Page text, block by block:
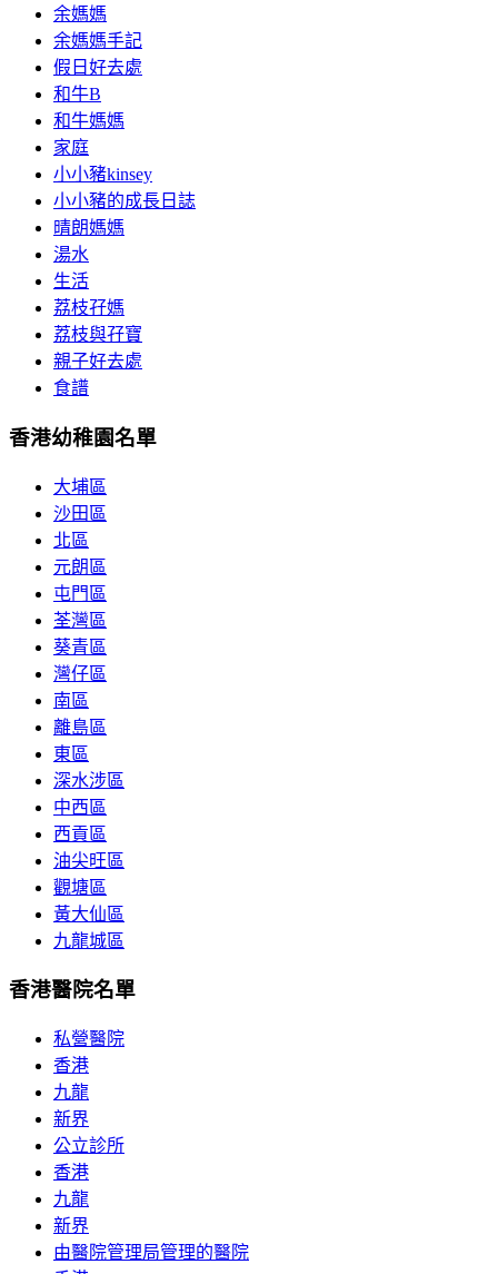
余媽媽
余媽媽手記
假日好去處
和牛B
和牛媽媽
家庭
小小豬kinsey
小小豬的成長日誌
晴朗媽媽
湯水
生活
荔枝孖媽
荔枝與孖寶
親子好去處
食譜
香港幼稚園名單
大埔區
沙田區
北區
元朗區
屯門區
荃灣區
葵青區
灣仔區
南區
離島區
東區
深水涉區
中西區
西貢區
油尖旺區
觀塘區
黃大仙區
九龍城區
香港醫院名單
私營醫院
香港
九龍
新界
公立診所
香港
九龍
新界
由醫院管理局管理的醫院